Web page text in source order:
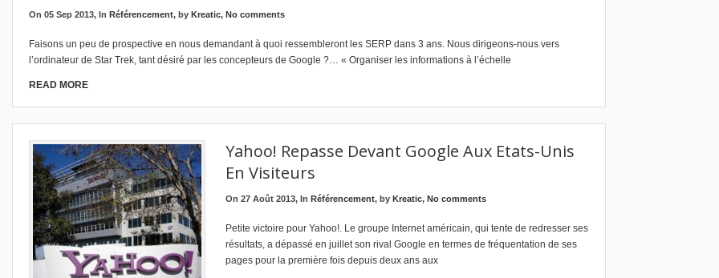
On 05 Sep 2013, In Référencement, by Kreatic, No comments
Faisons un peu de prospective en nous demandant à quoi ressembleront les SERP dans 3 ans. Nous dirigeons-nous vers
l’ordinateur de Star Trek, tant désiré par les concepteurs de Google ?… « Organiser les informations à l’échelle
READ MORE
Yahoo! Repasse Devant Google Aux Etats-Unis
En Visiteurs
On 27 Août 2013, In Référencement, by Kreatic, No comments
Petite victoire pour Yahoo!. Le groupe Internet américain, qui tente de redresser ses
résultats, a dépassé en juillet son rival Google en termes de fréquentation de ses
pages pour la première fois depuis deux ans aux